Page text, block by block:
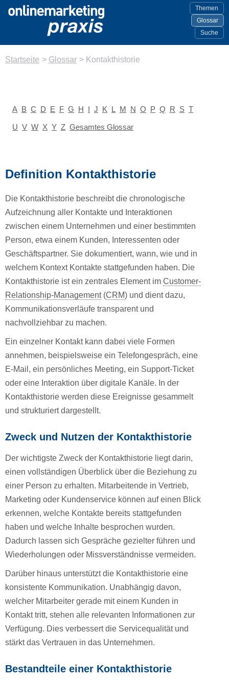
Themen
Glossar
Suche
Startseite > Glossar > Kontakthistorie
A B C D E F G H I J K L M N O P Q R S T
U V W X Y Z Gesamtes Glossar
Definition Kontakthistorie
Die Kontakthistorie beschreibt die chronologische
Aufzeichnung aller Kontakte und Interaktionen
zwischen einem Unternehmen und einer bestimmten
Person, etwa einem Kunden, Interessenten oder
Geschäftspartner. Sie dokumentiert, wann, wie und in
welchem Kontext Kontakte stattgefunden haben. Die
Kontakthistorie ist ein zentrales Element im Customer-
Relationship-Management(CRM) und dient dazu,
Kommunikationsverläufe transparent und
nachvollziehbar zu machen.
Ein einzelner Kontakt kann dabei viele Formen
annehmen, beispielsweise ein Telefongespräch, eine
E-Mail, ein persönliches Meeting, ein Support-Ticket
oder eine Interaktion über digitale Kanäle. In der
Kontakthistorie werden diese Ereignisse gesammelt
und strukturiert dargestellt.
Zweck und Nutzen der Kontakthistorie
Der wichtigste Zweck der Kontakthistorie liegt darin,
einen vollständigen Überblick über die Beziehung zu
einer Person zu erhalten. Mitarbeitende in Vertrieb,
Marketing oder Kundenservice können auf einen Blick
erkennen, welche Kontakte bereits stattgefunden
haben und welche Inhalte besprochen wurden.
Dadurch lassen sich Gespräche gezielter führen und
Wiederholungen oder Missverständnisse vermeiden.
Darüber hinaus unterstützt die Kontakthistorie eine
konsistente Kommunikation. Unabhängig davon,
welcher Mitarbeiter gerade mit einem Kunden in
Kontakt tritt, stehen alle relevanten Informationen zur
Verfügung. Dies verbessert die Servicequalität und
stärkt das Vertrauen in das Unternehmen.
Bestandteile einer Kontakthistorie